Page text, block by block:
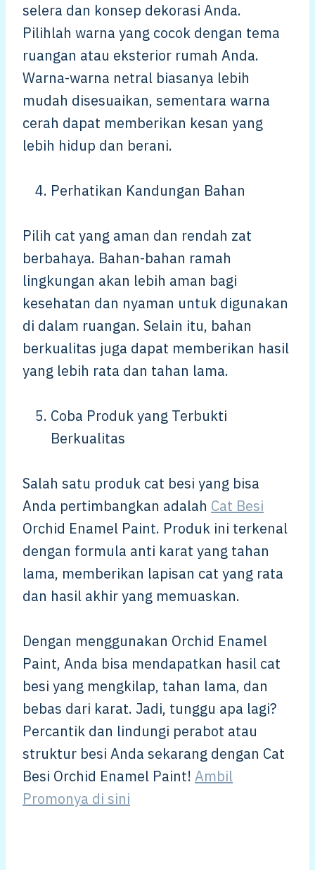
selera dan konsep dekorasi Anda.
Pilihlah warna yang cocok dengan tema
ruangan atau eksterior rumah Anda.
Warna-warna netral biasanya lebih
mudah disesuaikan, sementara warna
cerah dapat memberikan kesan yang
lebih hidup dan berani.
Perhatikan Kandungan Bahan
Pilih cat yang aman dan rendah zat
berbahaya. Bahan-bahan ramah
lingkungan akan lebih aman bagi
kesehatan dan nyaman untuk digunakan
di dalam ruangan. Selain itu, bahan
berkualitas juga dapat memberikan hasil
yang lebih rata dan tahan lama.
Coba Produk yang Terbukti
Berkualitas
Salah satu produk cat besi yang bisa
Anda pertimbangkan adalah Cat Besi
Orchid Enamel Paint. Produk ini terkenal
dengan formula anti karat yang tahan
lama, memberikan lapisan cat yang rata
dan hasil akhir yang memuaskan.
Dengan menggunakan Orchid Enamel
Paint, Anda bisa mendapatkan hasil cat
besi yang mengkilap, tahan lama, dan
bebas dari karat. Jadi, tunggu apa lagi?
Percantik dan lindungi perabot atau
struktur besi Anda sekarang dengan Cat
Besi Orchid Enamel Paint! Ambil
Promonya di sini